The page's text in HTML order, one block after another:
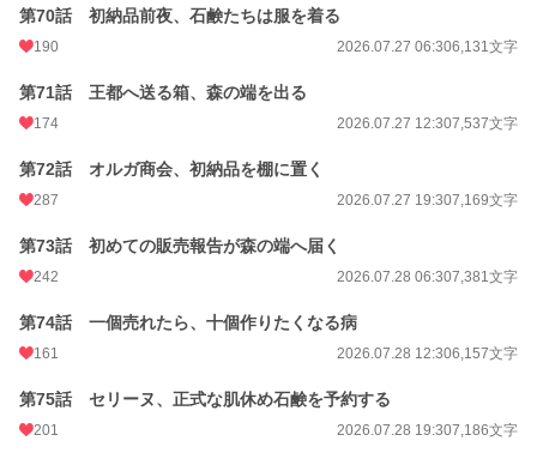
第70話 初納品前夜、石鹸たちは服を着る
190 2026.07.27 06:306,131文字
第71話 王都へ送る箱、森の端を出る
174 2026.07.27 12:307,537文字
第72話 オルガ商会、初納品を棚に置く
287 2026.07.27 19:307,169文字
第73話 初めての販売報告が森の端へ届く
242 2026.07.28 06:307,381文字
第74話 一個売れたら、十個作りたくなる病
161 2026.07.28 12:306,157文字
第75話 セリーヌ、正式な肌休め石鹸を予約する
201 2026.07.28 19:307,186文字